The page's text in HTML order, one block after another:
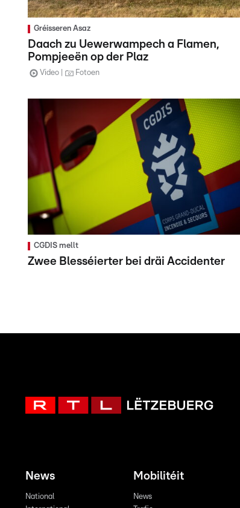
Gréisseren Asaz
Daach zu Uewerwampech a Flamen,
Pompjeeën op der Plaz
Video Fotoen
CGDIS mellt
Zwee Blesséierter bei dräi Accidenter
News
National
Mobilitéit
News